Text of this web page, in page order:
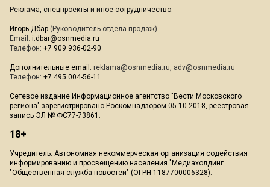
Реклама, спецпроекты и иное сотрудничество:
Игорь Дбар (Руководитель отдела продаж)
Email: i.dbar@osnmedia.ru
Телефон: +7 909 936-02-90
Дополнительные email: reklama@osnmedia.ru, adv@osnmedia.ru
Телефон: +7 495 004-56-11
Сетевое издание Информационное агентство "Вести Московского
региона" зарегистрировано Роскомнадзором 05.10.2018, реестровая
запись ЭЛ № ФС77-73861.
18+
Учредитель: Автономная некоммерческая организация содействия
информированию и просвещению населения "Медиахолдинг
"Общественная служба новостей" (ОГРН 1187700006328).